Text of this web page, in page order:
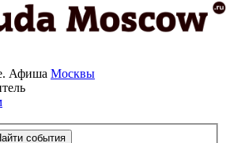
Афиша Москвы